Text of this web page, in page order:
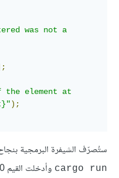
was not a
the element at
);
ستُصرّف الشيفرة البرمجية
cargo run